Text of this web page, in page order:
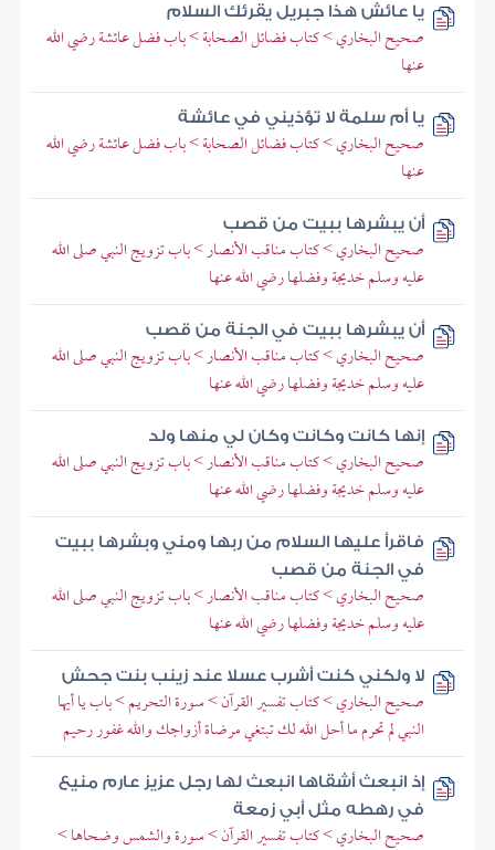
يا عائش هذا جبريل يقرئك السلام
صحيح البخاري > كتاب فضائل الصحابة > باب فضل عائشة رضي الله
عنها
يا أم سلمة لا تؤذيني في عائشة
صحيح البخاري > كتاب فضائل الصحابة > باب فضل عائشة رضي الله
عنها
أن يبشرها ببيت من قصب
صحيح البخاري > كتاب مناقب الأنصار > باب تزويج النبي صلى الله
عليه وسلم خديجة وفضلها رضي الله عنها
أن يبشرها ببيت في الجنة من قصب
صحيح البخاري > كتاب مناقب الأنصار > باب تزويج النبي صلى الله
عليه وسلم خديجة وفضلها رضي الله عنها
إنها كانت وكانت وكان لي منها ولد
صحيح البخاري > كتاب مناقب الأنصار > باب تزويج النبي صلى الله
عليه وسلم خديجة وفضلها رضي الله عنها
فاقرأ عليها السلام من ربها ومني وبشرها ببيت
في الجنة من قصب
صحيح البخاري > كتاب مناقب الأنصار > باب تزويج النبي صلى الله
عليه وسلم خديجة وفضلها رضي الله عنها
لا ولكني كنت أشرب عسلا عند زينب بنت جحش
صحيح البخاري > كتاب تفسير القرآن > سورة التحريم > باب يا أيها
النبي لم تحرم ما أحل الله لك تبتغي مرضاة أزواجك والله غفور رحيم
إذ انبعث أشقاها انبعث لها رجل عزيز عارم منيع
في رهطه مثل أبي زمعة
صحيح البخاري > كتاب تفسير القرآن > سورة والشمس وضحاها >